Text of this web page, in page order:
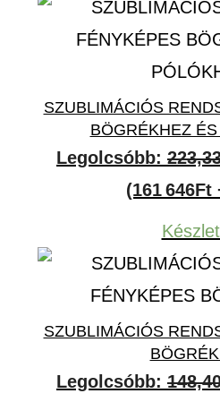
SZUBLIMÁCIÓS
BÖGRÉKHEZ
Legolcsóbb:
(161 646Ft
SZUBLIMÁCIÓS
Legolcsóbb: